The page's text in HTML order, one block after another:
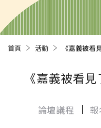
首頁 活動 目前頁面：
《嘉義被看
《嘉義被看
論壇議程